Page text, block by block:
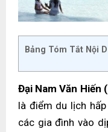
Bảng Tóm Tắt Nội
Đại Nam Văn Hiến
là điểm du lịch
các gia đình vào